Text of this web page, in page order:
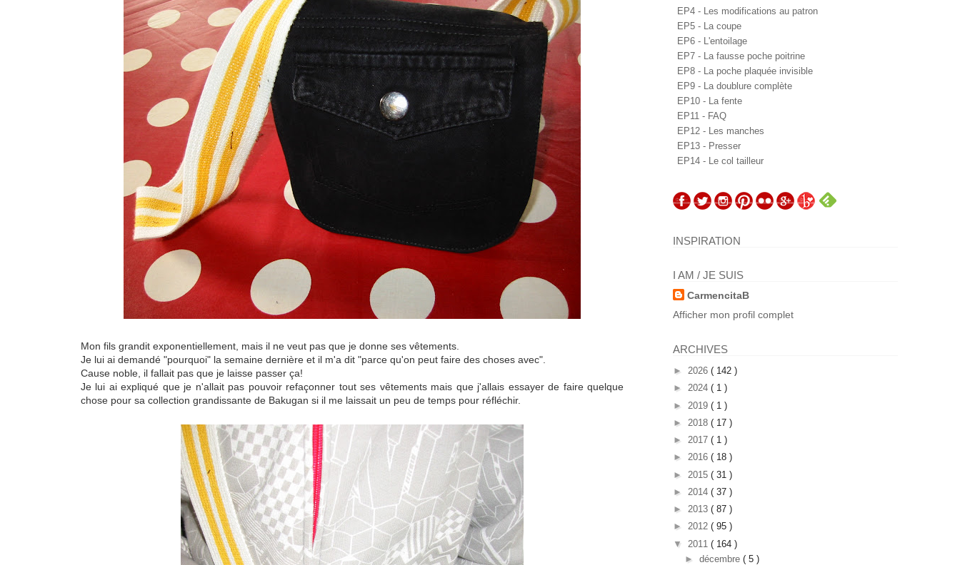
Mon fils grandit exponentiellement, mais il ne veut pas que je donne ses vêtements.
Je lui ai demandé "pourquoi" la semaine dernière et il m'a dit "parce qu'on peut faire des choses avec".
Cause noble, il fallait pas que je laisse passer ça!
Je lui ai expliqué que je n'allait pas pouvoir refaçonner tout ses vêtements mais que j'allais essayer de faire quelque
chose pour sa collection grandissante de Bakugan si il me laissait un peu de temps pour réfléchir.
EP4 - Les modifications au patron
EP5 - La coupe
EP6 - L'entoilage
EP7 - La fausse poche poitrine
EP8 - La poche plaquée invisible
EP9 - La doublure complète
EP10 - La fente
EP11 - FAQ
EP12 - Les manches
EP13 - Presser
EP14 - Le col tailleur
INSPIRATION
I AM / JE SUIS
CarmencitaB
Afficher mon profil complet
ARCHIVES
► 2026 ( 142 )
► 2024 ( 1 )
► 2019 ( 1 )
► 2018 ( 17 )
► 2017 ( 1 )
► 2016 ( 18 )
► 2015 ( 31 )
► 2014 ( 37 )
► 2013 ( 87 )
► 2012 ( 95 )
▼ 2011 ( 164 )
► décembre ( 5 )